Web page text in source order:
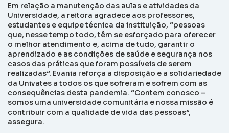
Em relação a manutenção das aulas e atividades da
Universidade, a reitora agradece aos professores,
estudantes e equipe técnica da instituição, “pessoas
que, nesse tempo todo, têm se esforçado para oferecer
o melhor atendimento e, acima de tudo, garantir o
aprendizado e as condições de saúde e segurança nos
casos das práticas que foram possíveis de serem
realizadas”. Evania reforça a disposição e a solidariedade
da Univates a todos os que sofreram e sofrem com as
consequências desta pandemia. “Contem conosco –
somos uma universidade comunitária e nossa missão é
contribuir com a qualidade de vida das pessoas”,
assegura.